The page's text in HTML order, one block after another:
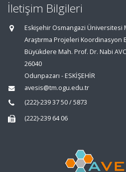
İletişim Bilgileri
Eskişehir Osmangazi Üniversitesi
Araştırma Projeleri Koordinasyon
Büyükdere Mah. Prof. Dr. Nabi
26040
Odunpazarı - ESKİŞEHİR
avesis@tm.ogu.edu.tr
(222)-239 37 50 / 5873
(222)-239 64 06